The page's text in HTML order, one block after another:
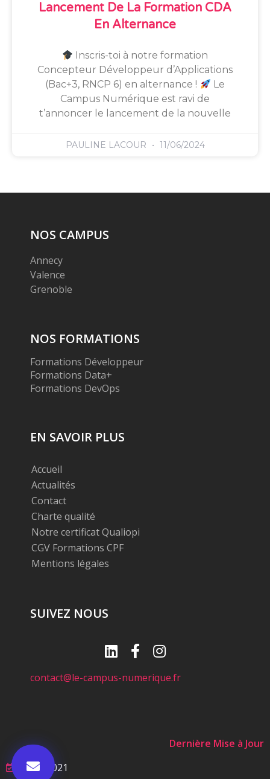
Lancement De La Formation CDA
En Alternance
Inscris-toi à notre formation
Concepteur Développeur d’Applications
(Bac+3, RNCP 6) en alternance !
Le
Campus Numérique est ravi de
t’annoncer le lancement de la nouvelle
PAULINE LACOUR 11/06/2024
NOS CAMPUS
Annecy
Valence
Grenoble
NOS FORMATIONS
Formations Développeur
Formations Data+
Formations DevOps
EN SAVOIR PLUS
Accueil
Actualités
Contact
Charte qualité
Notre certificat Qualiopi
CGV Formations CPF
Mentions légales
SUIVEZ NOUS
contact@le-campus-numerique.fr
Dernière Mise à Jour
23/09/2021